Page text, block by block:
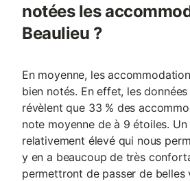
notées les
Beaulieu ?
En moyenne, les
bien notés. En effet, les
révèlent que 33 % des
note moyenne de à 9 étoiles.
relativement élevé qui nous
y en a beaucoup de très
permettront de passer de belles